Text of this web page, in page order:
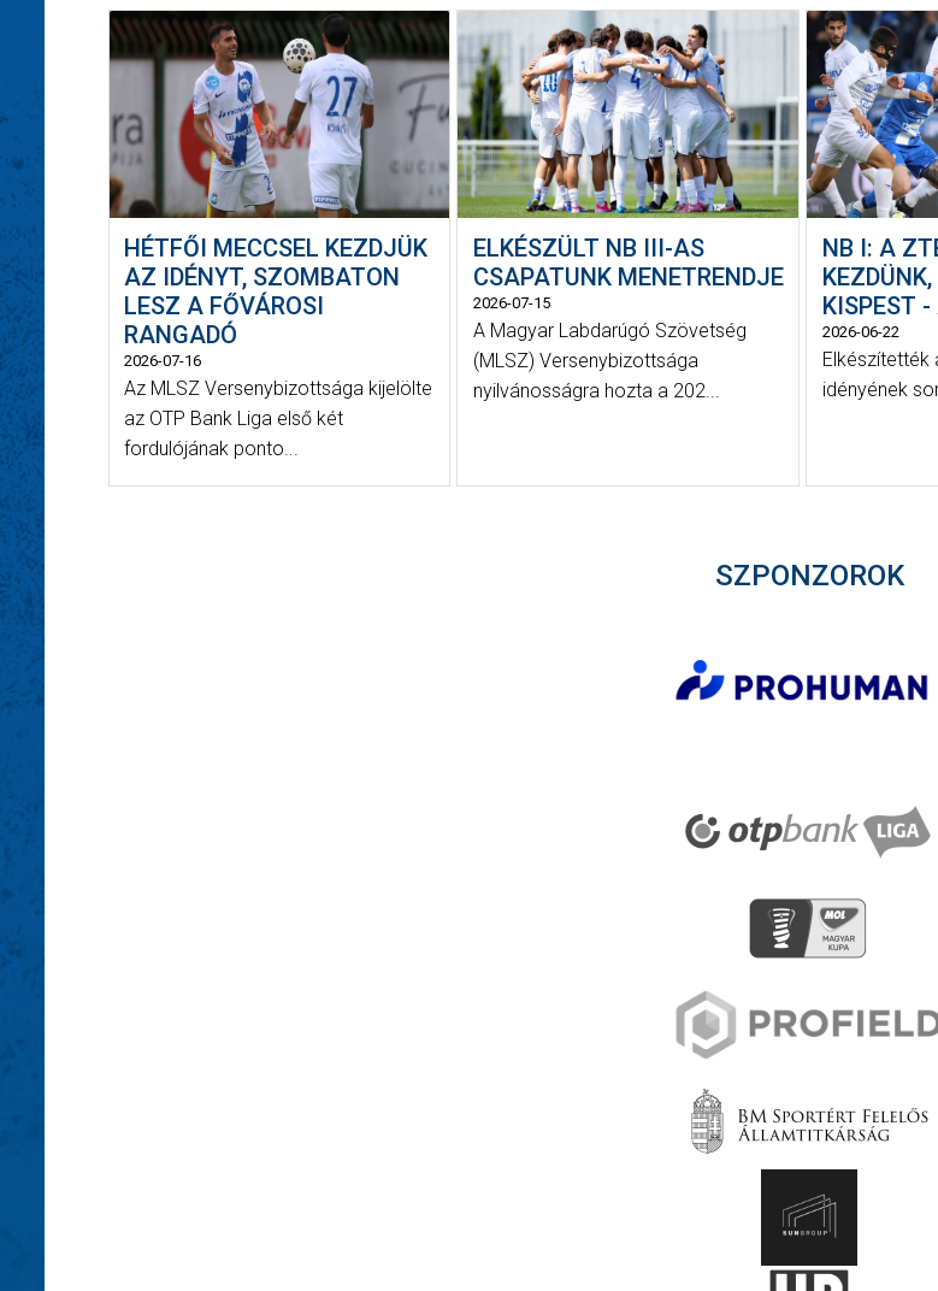
HÉTFŐI MECCSEL KEZDJÜK
AZ IDÉNYT, SZOMBATON
LESZ A FŐVÁROSI
RANGADÓ
2026-07-16
Az MLSZ Versenybizottsága kijelölte
az OTP Bank Liga első két
fordulójának ponto...
ELKÉSZÜLT NB III-AS
CSAPATUNK MENETRENDJE
2026-07-15
A Magyar Labdarúgó Szövetség
(MLSZ) Versenybizottsága
nyilvánosságra hozta a 202...
NB I: A
KISPEST
2026-06-22
Elkészítették
idényének
SZPONZOROK